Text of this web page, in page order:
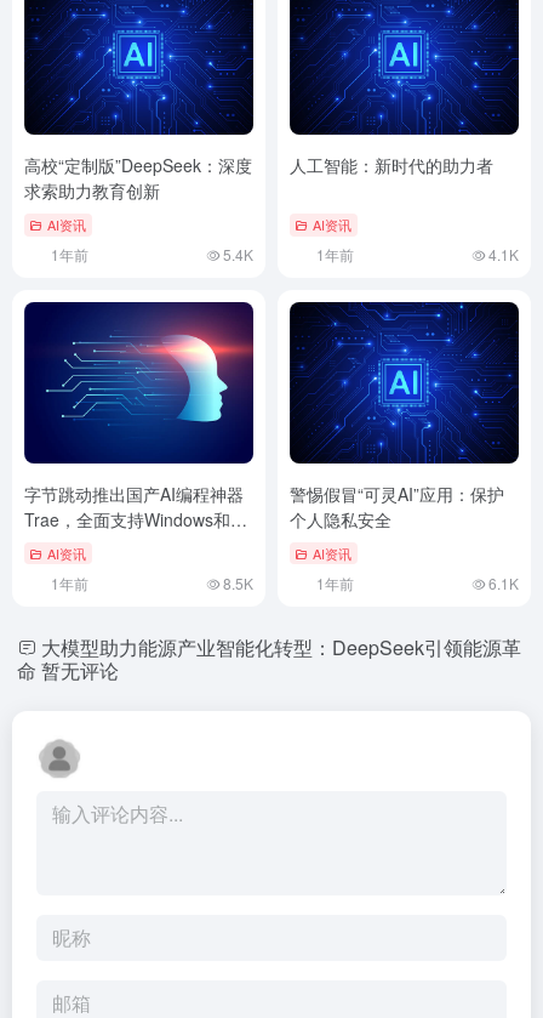
高校“定制版”DeepSeek：深度
求索助力教育创新
AI资讯
1年前 5.4K
人工智能：新时代的助力者
AI资讯
1年前 4.1K
字节跳动推出国产AI编程神器
Trae，全面支持Windows和
MacAI资讯
1年前 8.5K
警惕假冒“可灵AI”应用：保护
个人隐私安全
AI资讯
1年前 6.1K
大模型助力能源产业智能化转型：DeepSeek引领能源革
命 暂无评论